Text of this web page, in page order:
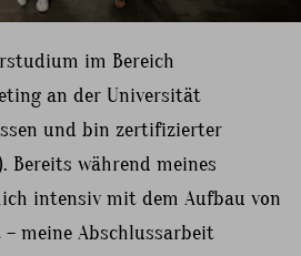
im Bereich
an der Universität
und bin zertifizierter
Bereits während meines
intensiv mit dem Aufbau von
meine Abschlussarbeit